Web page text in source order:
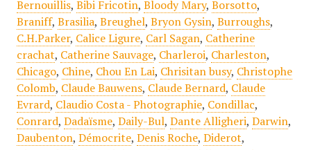
Bernouillis, Bibi Fricotin, Bloody Mary, Borsotto,
Braniff, Brasilia, Breughel, Bryon Gysin, Burroughs,
C.H.Parker, Calice Ligure, Carl Sagan, Catherine
crachat, Catherine Sauvage, Charleroi, Charleston,
Chicago, Chine, Chou En Lai, Chrisitan busy, Christophe
Colomb, Claude Bauwens, Claude Bernard, Claude
Evrard, Claudio Costa - Photographie, Condillac,
Conrard, Dadaïsme, Daily-Bul, Dante Alligheri, Darwin,
Daubenton, Démocrite, Denis Roche, Diderot,